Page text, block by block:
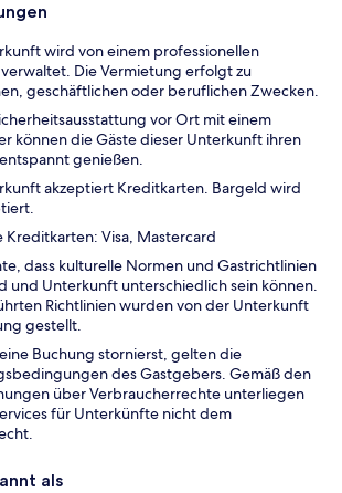
wird von einem professionellen
Die Vermietung erfolgt zu
geschäftlichen oder beruflichen Zwecken.
vor Ort mit einem
können die Gäste dieser Unterkunft ihren
genießen.
akzeptiert Kreditkarten. Bargeld wird
Kreditkarten: Visa, Mastercard
dass kulturelle Normen und Gastrichtlinien
und Unterkunft unterschiedlich sein können.
Richtlinien wurden von der Unterkunft
gestellt.
Buchung stornierst, gelten die
des Gastgebers. Gemäß den
über Verbraucherrechte unterliegen
für Unterkünfte nicht dem
als